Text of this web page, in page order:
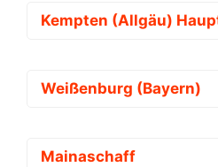
Kempten (Allgäu)
Weißenburg (Bayern)
Mainaschaff